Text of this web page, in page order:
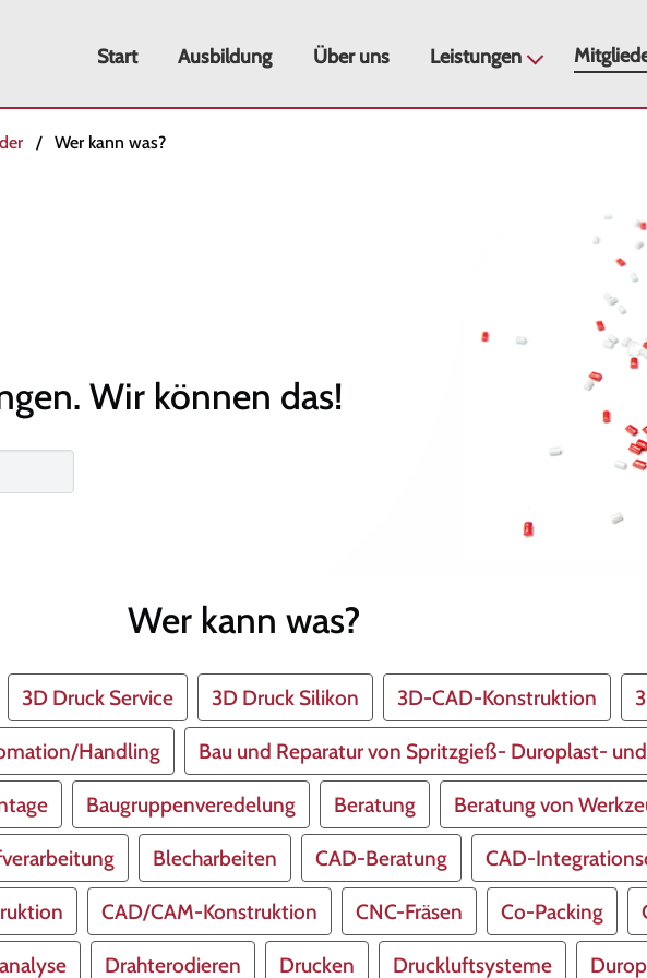
Start Ausbildung Über uns Leistungen
Wer kann was?
Wir können das!
Wer kann was?
3D Druck Service 3D Druck Silikon 3D-CAD-Konstruktion
Handling Bau und Reparatur von Spritzgieß- Duroplast-
Baugruppenveredelung Beratung Beratung von
Blecharbeiten CAD-Beratung CAD-
CAD/CAM-Konstruktion CNC-Fräsen Co-Packing
Drahterodieren Drucken Druckluftsysteme